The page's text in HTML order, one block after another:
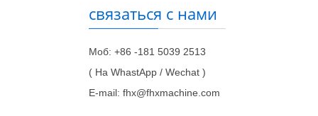
связаться с нами
Моб: +86 -181 5039 2513
( На WhastApp / Wechat )
E-mail: fhx@fhxmachine.com